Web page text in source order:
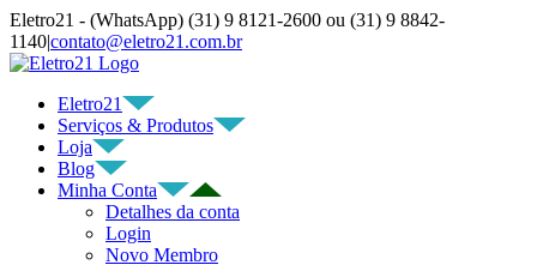
Ir
para
o
Eletro21 - (WhatsApp) (31) 9 8121-2600 ou (31) 9 8842-
1140|contato@eletro21.com.br
YouTube
Facebook
WhatsApp
Telegram
Instagram
E-
Eletro21
Serviços & Produtos
Loja
Blog
Minha Conta
Detalhes da conta
Login
Novo Membro